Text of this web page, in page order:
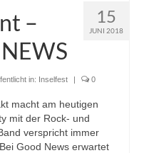
15
JUNI 2018
–
in: Inselfest | 0
macht am heutigen
mit der Rock- und
verspricht immer
Good News erwartet